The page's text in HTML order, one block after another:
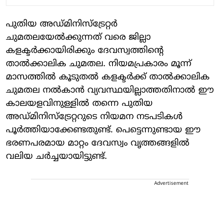
പുതിയ അഡ്മിനിസ്ട്രേറ്റർ
ചുമതലയേൽക്കുന്നത് വരെ ജില്ലാ
കളക്ടർക്കായിരിക്കും ദേവസ്വത്തിന്റെ
താൽക്കാലിക ചുമതല. നിയമപ്രകാരം മൂന്ന്
മാസത്തിൽ കൂടുതൽ കളക്ടർക്ക് താൽക്കാലിക
ചുമതല നൽകാൻ വ്യവസ്ഥയില്ലാത്തതിനാൽ ഈ
കാലയളവിനുള്ളിൽ തന്നെ പുതിയ
അഡ്മിനിസ്ട്രേറ്ററുടെ നിയമന നടപടികൾ
പൂർത്തിയാക്കേണ്ടതുണ്ട്. പെട്ടെന്നുണ്ടായ ഈ
ഭരണപരമായ മാറ്റം ദേവസ്വം വൃത്തങ്ങളിൽ
വലിയ ചർച്ചയായിട്ടുണ്ട്.
Advertisement